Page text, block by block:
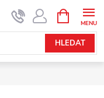
HLEDAT
NÁKUPNÍ
KOŠÍK